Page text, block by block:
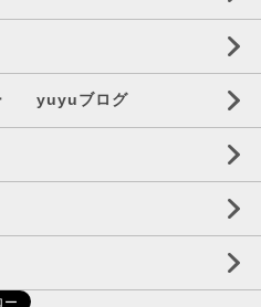
ー yuyuブログ